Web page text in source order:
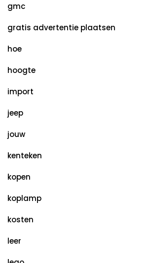
gmc
gratis advertentie plaatsen
hoe
hoogte
import
jeep
jouw
kenteken
kopen
koplamp
kosten
leer